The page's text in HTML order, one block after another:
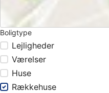
Boligtype
Lejligheder
Værelser
Huse
Rækkehuse